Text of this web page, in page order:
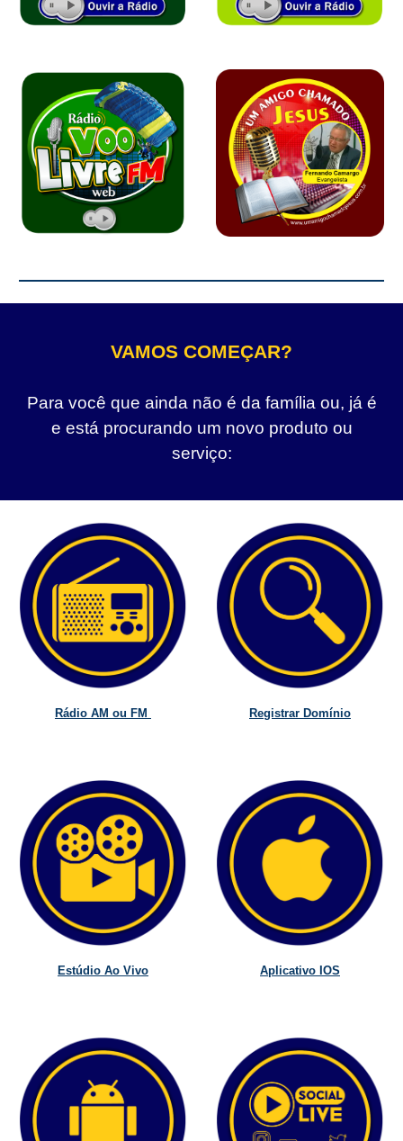
VAMOS COMEÇAR?
Para você que ainda não é da família ou, já é
e está procurando um novo produto ou
serviço:
Rádio AM ou FM Registrar Domínio
Estúdio Ao Vivo Aplicativo IOS